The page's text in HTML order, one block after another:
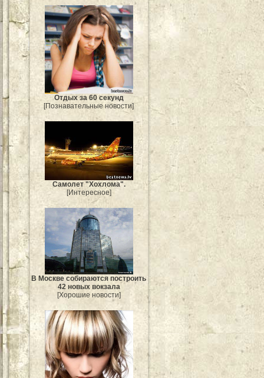
Отдых за 60 секунд
[Познавательные новости]
Самолет "Хохлома".
[Интересное]
В Москве собираются построить
42 новых вокзала
[Хорошие новости]